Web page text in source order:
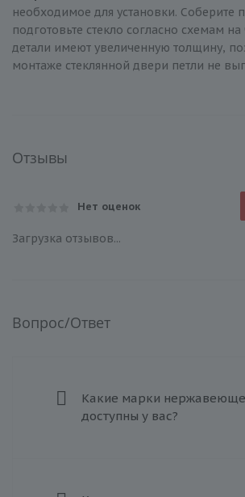
необходимое для установки. Соберите
подготовьте стекло согласно схемам
детали имеют увеличенную толщину,
монтаже стеклянной двери петли не
Отзывы
Нет оценок
Загрузка отзывов...
Вопрос/Ответ
Какие марки
доступны у вас?